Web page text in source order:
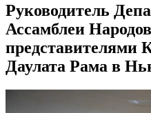
Руководитель
Ассамблеи
представителями
Даулата Рама в